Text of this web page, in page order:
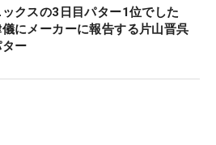
ックスの3日目パター1位でした
にメーカーに報告する片山晋呉
ー